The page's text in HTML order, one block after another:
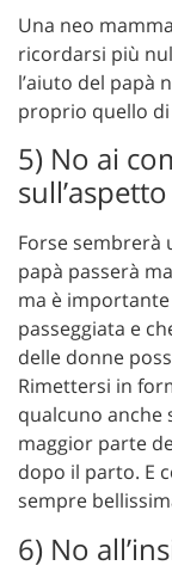
Una neo
ricordarsi più
l’aiuto del papà
proprio quello
5) No ai
Forse sembrerà
papà passerà
ma è
passeggiata e
delle donne
Rimettersi in
qualcuno anche
maggior parte
dopo il parto. E
sempre
6) No